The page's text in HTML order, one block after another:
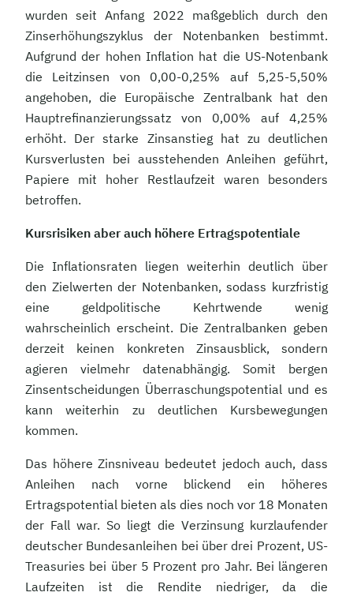
wurden seit Anfang 2022 maßgeblich durch den
Zinserhöhungszyklus der Notenbanken bestimmt.
Aufgrund der hohen Inflation hat die US-Notenbank
die Leitzinsen von 0,00-0,25% auf 5,25-5,50%
angehoben, die Europäische Zentralbank hat den
Hauptrefinanzierungssatz von 0,00% auf 4,25%
erhöht. Der starke Zinsanstieg hat zu deutlichen
Kursverlusten bei ausstehenden Anleihen geführt,
Papiere mit hoher Restlaufzeit waren besonders
betroffen.
Kursrisiken aber auch höhere Ertragspotentiale
Die Inflationsraten liegen weiterhin deutlich über
den Zielwerten der Notenbanken, sodass kurzfristig
eine geldpolitische Kehrtwende wenig
wahrscheinlich erscheint. Die Zentralbanken geben
derzeit keinen konkreten Zinsausblick, sondern
agieren vielmehr datenabhängig. Somit bergen
Zinsentscheidungen Überraschungspotential und es
kann weiterhin zu deutlichen Kursbewegungen
kommen.
Das höhere Zinsniveau bedeutet jedoch auch, dass
Anleihen nach vorne blickend ein höheres
Ertragspotential bieten als dies noch vor 18 Monaten
der Fall war. So liegt die Verzinsung kurzlaufender
deutscher Bundesanleihen bei über drei Prozent, US-
Treasuries bei über 5 Prozent pro Jahr. Bei längeren
Laufzeiten ist die Rendite niedriger, da die